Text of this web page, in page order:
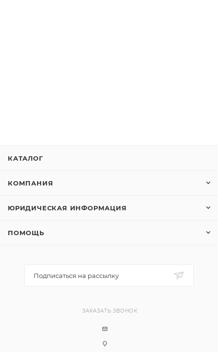
КАТАЛОГ
КОМПАНИЯ
ЮРИДИЧЕСКАЯ ИНФОРМАЦИЯ
ПОМОЩЬ
Подписаться на рассылку
ЗАКАЗАТЬ ЗВОНОК